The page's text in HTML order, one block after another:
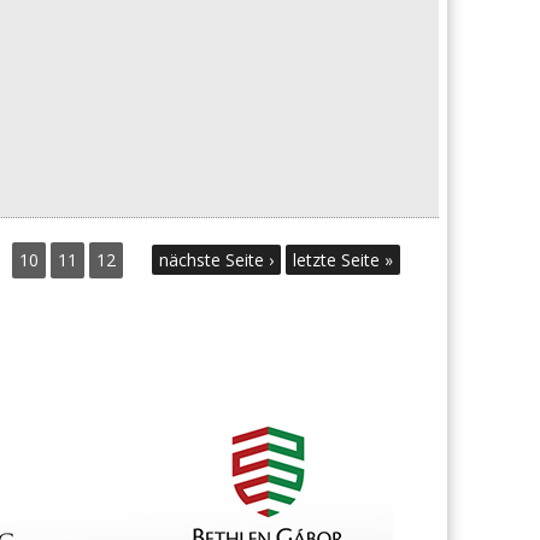
10 11 12 nächste Seite › letzte Seite »